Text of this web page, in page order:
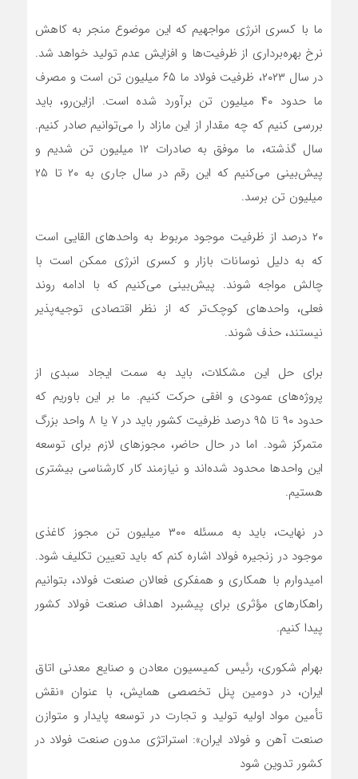
ما با کسری انرژی مواجهیم که این موضوع منجر به کاهش
نرخ بهره‌برداری از ظرفیت‌ها و افزایش عدم تولید خواهد شد.
در سال ۲۰۲۳، ظرفیت فولاد ما ۶۵ میلیون تن است و مصرف
ما حدود ۴۰ میلیون تن برآورد شده است. ازاین‌رو، باید
بررسی کنیم که چه مقدار از این مازاد را می‌توانیم صادر کنیم.
سال گذشته، ما موفق به صادرات ۱۲ میلیون تن شدیم و
پیش‌بینی می‌کنیم که این رقم در سال جاری به ۲۰ تا ۲۵
میلیون تن برسد.
۲۰ درصد از ظرفیت موجود مربوط به واحدهای القایی است
که به دلیل نوسانات بازار و کسری انرژی ممکن است با
چالش‌ مواجه شوند. پیش‌بینی می‌کنیم که با ادامه روند
فعلی، واحدهای کوچک‌تر که از نظر اقتصادی توجیه‌پذیر
نیستند، حذف شوند.
برای حل این مشکلات، باید به سمت ایجاد سبدی از
پروژه‌های عمودی و افقی حرکت کنیم. ما بر این باوریم که
حدود ۹۰ تا ۹۵ درصد ظرفیت کشور باید در ۷ یا ۸ واحد بزرگ
متمرکز شود. اما در حال حاضر، مجوزهای لازم برای توسعه
این واحدها محدود شده‌اند و نیازمند کار کارشناسی بیشتری
هستیم.
در نهایت، باید به مسئله ۳۰۰ میلیون تن مجوز کاغذی
موجود در زنجیره فولاد اشاره کنم که باید تعیین تکلیف شود.
امیدوارم با همکاری و همفکری فعالان صنعت فولاد، بتوانیم
راهکارهای مؤثری برای پیشبرد اهداف صنعت فولاد کشور
پیدا کنیم.
بهرام شکوری، رئیس کمیسیون معادن و صنایع معدنی اتاق
ایران، در دومین پنل تخصصی همایش، با عنوان «نقش
تأمین مواد اولیه تولید و تجارت در توسعه پایدار و متوازن
صنعت آهن و فولاد ایران»: استراتژی مدون صنعت فولاد در
کشور تدوین شود